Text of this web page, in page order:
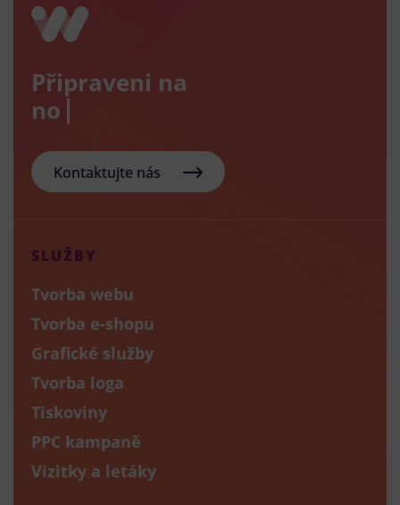
Připraveni na
nový e-
Kontaktujte nás
SLUŽBY
Tvorba webu
Tvorba e-shopu
Grafické služby
Tvorba loga
Tiskoviny
PPC kampaně
Vizitky a letáky